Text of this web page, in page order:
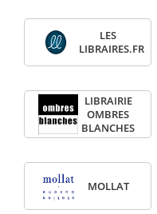
LES
LIBRAIRES.FR
LIBRAIRIE
OMBRES
BLANCHES
MOLLAT